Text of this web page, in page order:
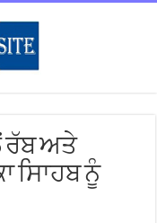
ਰੱਬ ਅਤੇ
ਸਾਿਹਬ ਨੂੰ